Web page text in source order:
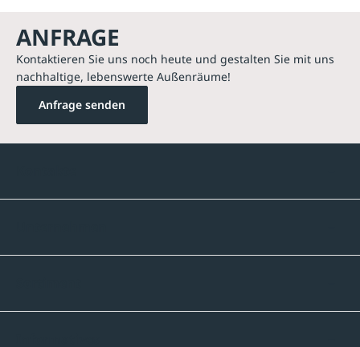
ANFRAGE
Kontaktieren Sie uns noch heute und gestalten Sie mit uns
nachhaltige, lebenswerte Außenräume!
Anfrage senden